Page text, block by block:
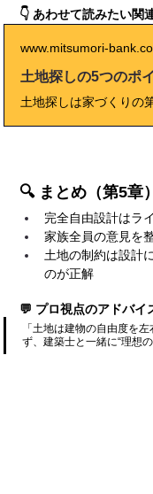
👇 あわせて読みたい関
www.mitsumori-
土地探しの5つのポ
🔍 まとめ（第5章）
完全自由設計はラ
家族全員の意見を
土地の制約は設計
のが正解
💬 プロ視点のアドバイ
「土地は建物の自由度を
ず、建築士と一緒に“理想